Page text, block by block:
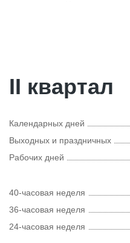
II квартал
Календарных дней
Выходных и праздничных
Рабочих дней
40-часовая неделя
36-часовая неделя
24-часовая неделя